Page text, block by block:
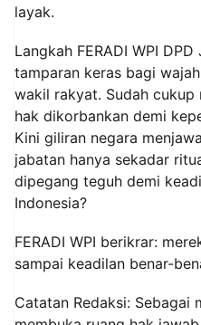
layak.
Langkah FERADI WPI
tamparan keras bagi
wakil rakyat. Sudah
hak dikorbankan demi
Kini giliran negara
jabatan hanya sekadar
dipegang teguh demi
Indonesia?
FERADI WPI berikrar:
sampai keadilan benar-
Catatan Redaksi: Sebagai